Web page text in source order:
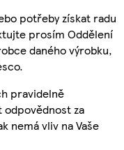
potřeby získat radu
prosím Oddělení
daného výrobku,
pravidelně
odpovědnost za
nemá vliv na Vaše